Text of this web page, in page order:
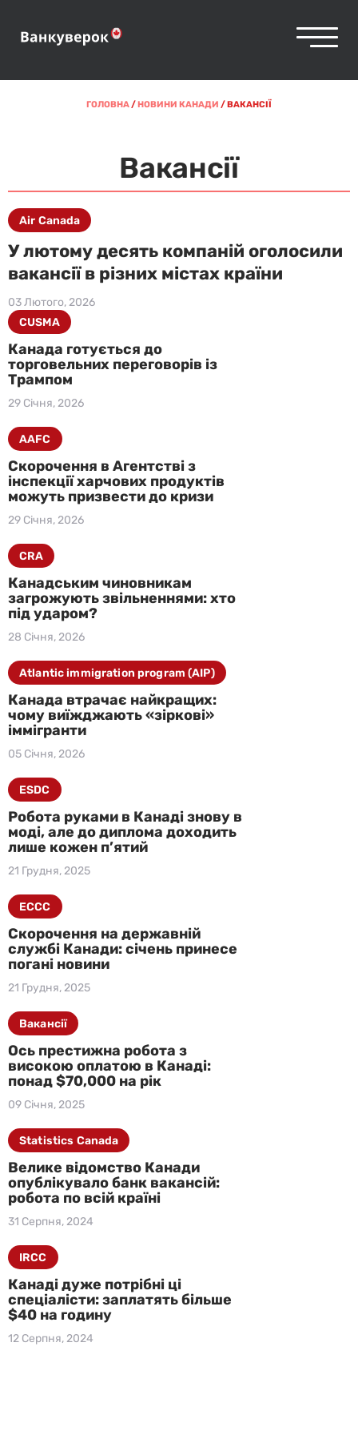
ГОЛОВНА/НОВИНИ КАНАДИ /ВАКАНСІЇ
Вакансії
У лютому десять компаній оголосили
вакансії в різних містах країни
03 Лютого, 2026
Air Canada
Канада готується до
торговельних переговорів із
Трампом
29 Січня, 2026
CUSMA
Скорочення в Агентстві з
інспекції харчових продуктів
можуть призвести до кризи
29 Січня, 2026
AAFC
Канадським чиновникам
загрожують звільненнями: хто
під ударом?
28 Січня, 2026
CRA
Канада втрачає найкращих:
чому виїжджають «зіркові»
іммігранти
05 Січня, 2026
Atlantic immigration program (AIP)
Робота руками в Канаді знову в
моді, але до диплома доходить
лише кожен п’ятий
21 Грудня, 2025
ESDC
Скорочення на державній
службі Канади: січень принесе
погані новини
21 Грудня, 2025
ECCC
Ось престижна робота з
високою оплатою в Канаді:
понад $70,000 на рік
09 Січня, 2025
Вакансії
Велике відомство Канади
опублікувало банк вакансій:
робота по всій країні
31 Серпня, 2024
Statistics Canada
Канаді дуже потрібні ці
спеціалісти: заплатять більше
$40 на годину
12 Серпня, 2024
IRCC